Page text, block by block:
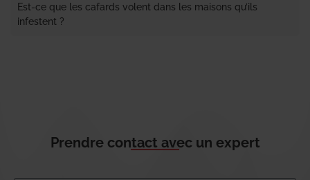
Est-ce que les cafards volent dans les maisons qu’ils
infestent ?
Prendre contact avec un expert